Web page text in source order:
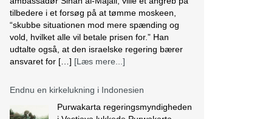
Purwakarta regeringsmyndigheden
i Vestjava lukkede Purwakarta
Simalungun Protestant Christian
Church (GKPS) bygning i Cigelam
landsby, fordi den ikke havde en
Ratna Mustika, besluttede at lukke
og for at undgå konflikt i det muslimske